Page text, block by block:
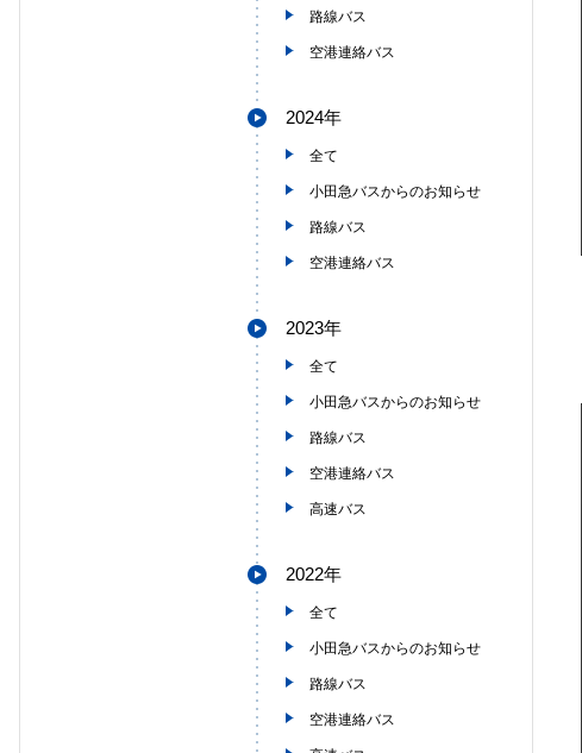
路線バス
空港連絡バス
2024年
全て
小田急バスからのお知らせ
路線バス
空港連絡バス
2023年
全て
小田急バスからのお知らせ
路線バス
空港連絡バス
高速バス
2022年
全て
小田急バスからのお知らせ
路線バス
空港連絡バス